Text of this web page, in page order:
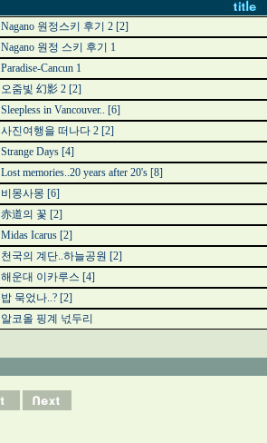
Nagano 원정스키 후기 2 [2]
Nagano 원정 스키 후기 1
Paradise-Cancun 1
오줌빛 幻影 2 [2]
Sleepless in Vancouver.. [6]
사진여행을 떠나다 2 [2]
Strange Days [4]
Lost memories..20 years after 20's [8]
비몽사몽 [6]
赤道의 꽃 [2]
Midas Icarus [2]
천국의 계단..하늘공원 [2]
해운대 이카루스 [4]
밥 묵었나..? [2]
알코올 핑계 넋두리